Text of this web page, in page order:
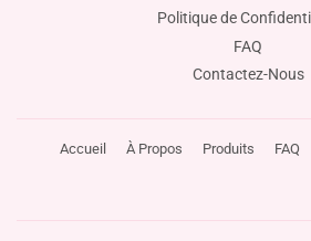
Politique de
FAQ
Contactez-Nous
Accueil À Propos Produits FAQ